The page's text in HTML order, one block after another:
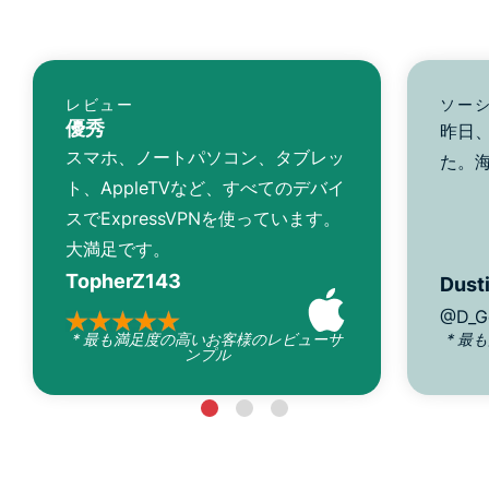
レビュー
優秀
スマホ、ノートパソコン、タブレッ
ト、AppleTVなど、すべてのデバイ
スでExpressVPNを使っています。
大満足です。
TopherZ143
* 最も満足度の高いお客様のレビューサ
ンプル
ソー
昨日
た。
* 最